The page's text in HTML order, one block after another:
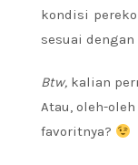
kondisi
sesuai dengan
Btw, kalian
Atau, oleh-
favoritnya?